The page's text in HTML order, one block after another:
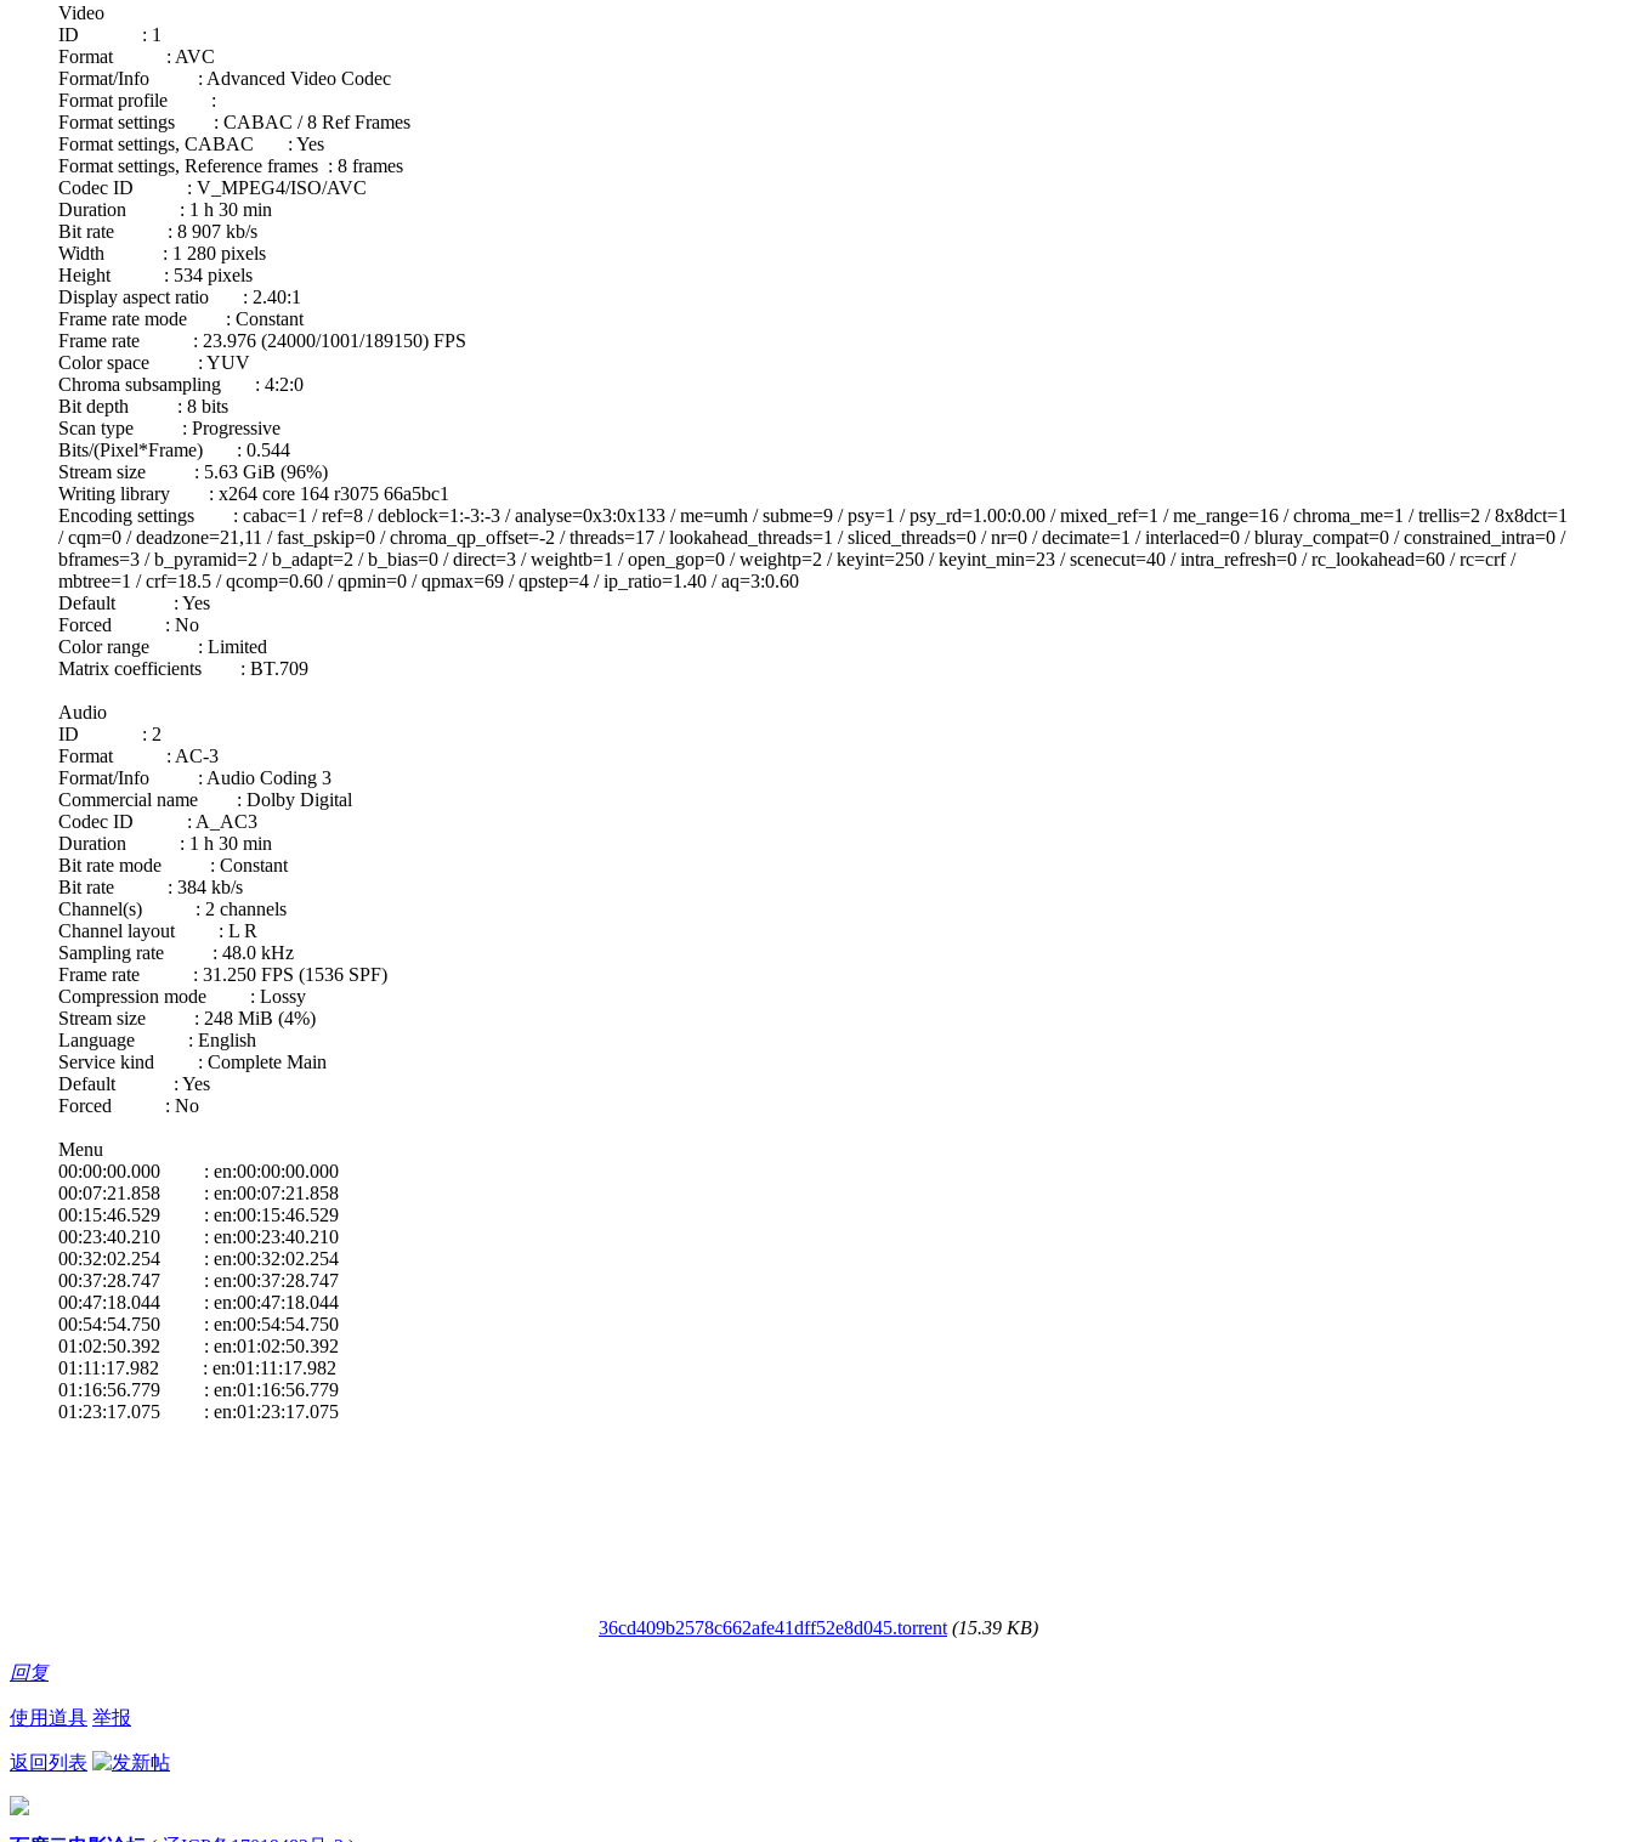
Video
ID : 1
Format : AVC
Format/Info : Advanced Video Codec
Format profile :
Format settings : CABAC / 8 Ref Frames
Format settings, CABAC : Yes
Format settings, Reference frames : 8 frames
Codec ID : V_MPEG4/ISO/AVC
Duration : 1 h 30 min
Bit rate : 8 907 kb/s
Width : 1 280 pixels
Height : 534 pixels
Display aspect ratio : 2.40:1
Frame rate mode : Constant
Frame rate : 23.976 (24000/1001/189150) FPS
Color space : YUV
Chroma subsampling : 4:2:0
Bit depth : 8 bits
Scan type : Progressive
Bits/(Pixel*Frame) : 0.544
Stream size : 5.63 GiB (96%)
Writing library : x264 core 164 r3075 66a5bc1
Encoding settings : cabac=1 / ref=8 / deblock=1:-3:-3 / analyse=0x3:0x133 / me=umh / subme=9 / psy=1 / psy_rd=1.00:0.00 / mixed_ref=1 / me_range=16 / chroma_me=1 / trellis=2 / 8x8dct=1
/ cqm=0 / deadzone=21,11 / fast_pskip=0 / chroma_qp_offset=-2 / threads=17 / lookahead_threads=1 / sliced_threads=0 / nr=0 / decimate=1 / interlaced=0 / bluray_compat=0 / constrained_intra=0 /
bframes=3 / b_pyramid=2 / b_adapt=2 / b_bias=0 / direct=3 / weightb=1 / open_gop=0 / weightp=2 / keyint=250 / keyint_min=23 / scenecut=40 / intra_refresh=0 / rc_lookahead=60 / rc=crf /
mbtree=1 / crf=18.5 / qcomp=0.60 / qpmin=0 / qpmax=69 / qpstep=4 / ip_ratio=1.40 / aq=3:0.60
Default : Yes
Forced : No
Color range : Limited
Matrix coefficients : BT.709
Audio
ID : 2
Format : AC-3
Format/Info : Audio Coding 3
Commercial name : Dolby Digital
Codec ID : A_AC3
Duration : 1 h 30 min
Bit rate mode : Constant
Bit rate : 384 kb/s
Channel(s) : 2 channels
Channel layout : L R
Sampling rate : 48.0 kHz
Frame rate : 31.250 FPS (1536 SPF)
Compression mode : Lossy
Stream size : 248 MiB (4%)
Language : English
Service kind : Complete Main
Default : Yes
Forced : No
Menu
00:00:00.000 : en:00:00:00.000
00:07:21.858 : en:00:07:21.858
00:15:46.529 : en:00:15:46.529
00:23:40.210 : en:00:23:40.210
00:32:02.254 : en:00:32:02.254
00:37:28.747 : en:00:37:28.747
00:47:18.044 : en:00:47:18.044
00:54:54.750 : en:00:54:54.750
01:02:50.392 : en:01:02:50.392
01:11:17.982 : en:01:11:17.982
01:16:56.779 : en:01:16:56.779
01:23:17.075 : en:01:23:17.075
36cd409b2578c662afe41dff52e8d045.torrent (15.39 KB)
回复
使用道具 举报
返回列表